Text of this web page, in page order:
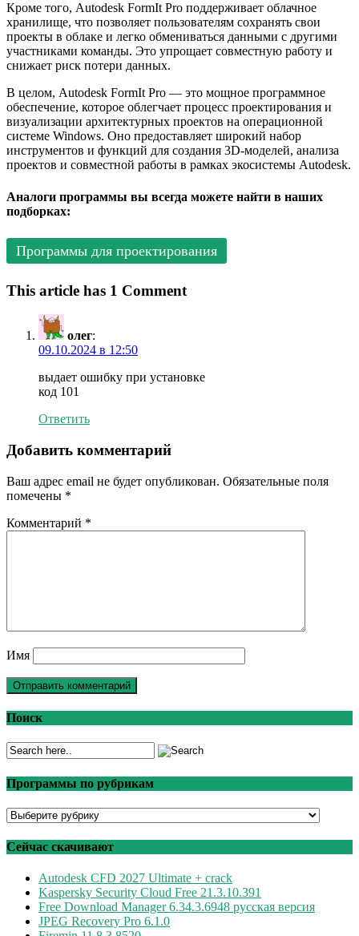
Кроме того, Autodesk FormIt Pro поддерживает облачное
хранилище, что позволяет пользователям сохранять свои
проекты в облаке и легко обмениваться данными с другими
участниками команды. Это упрощает совместную работу и
снижает риск потери данных.
В целом, Autodesk FormIt Pro — это мощное программное
обеспечение, которое облегчает процесс проектирования и
визуализации архитектурных проектов на операционной
системе Windows. Оно предоставляет широкий набор
инструментов и функций для создания 3D-моделей, анализа
проектов и совместной работы в рамках экосистемы Autodesk.
Аналоги программы вы всегда можете найти в наших
подборках:
Программы для проектирования
This article has 1 Comment
олег:
09.10.2024 в 12:50
выдает ошибку при установке
код 101
Ответить
Добавить комментарий
Ваш адрес email не будет опубликован. Обязательные поля
помечены *
Комментарий *
Имя
Поиск
Программы по рубрикам
Программы
рубрикам
Сейчас скачивают
Autodesk CFD 2027 Ultimate + crack
Kaspersky Security Cloud Free 21.3.10.391
Free Download Manager 6.34.3.6948 русская версия
JPEG Recovery Pro 6.1.0